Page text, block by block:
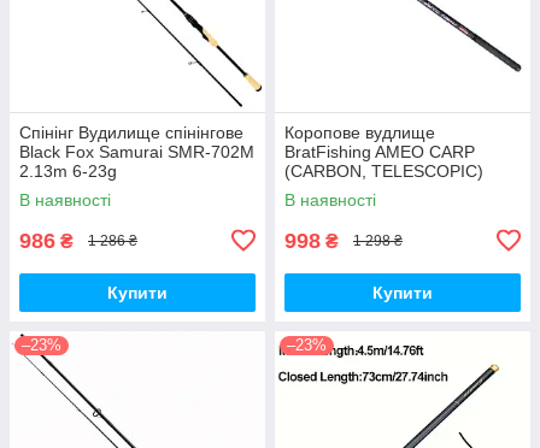
Спінінг Вудилище спінінгове
Black Fox Samurai SMR-702M
2.13m 6-23g
В наявності
986 ₴ 1 286 ₴
Купити
Коропове вудлище
BratFishing AMEO CARP
(CARBON, TELESCOPIC)
3.00 m / 120-220 g.
В наявності
998 ₴ 1 298 ₴
Купити
–23% –23%